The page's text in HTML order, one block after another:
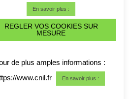
DE
CAS DE
En savoir plus :
REGLER VOS COOKIES SUR
MESURE
de plus amples informations :
www.cnil.fr
En savoir plus :